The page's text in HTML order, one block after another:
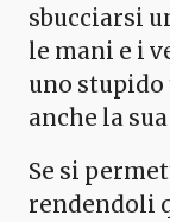
sbucciarsi
le mani e i
uno
anche la
Se si
rendendoli